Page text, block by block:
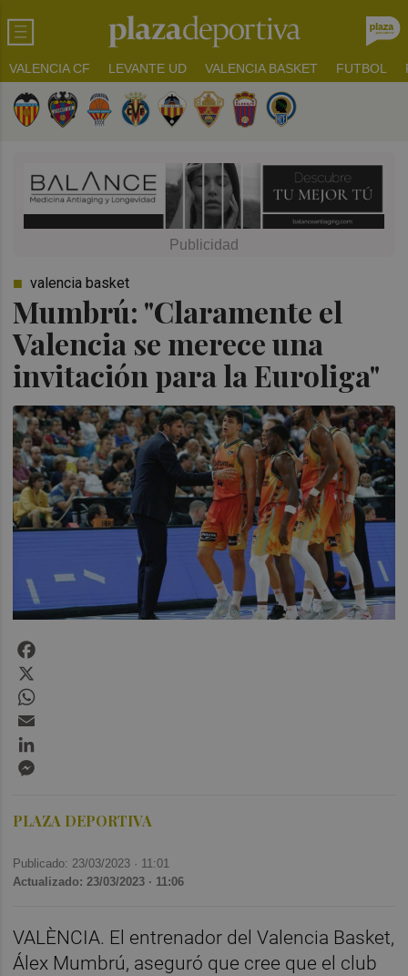
VALENCIA CF LEVANTE UD VALENCIA BASKET FUTBOL
Mumbrú: "Claramente el
Valencia se merece una
invitación para la Euroliga"
valencia basket
PLAZA DEPORTIVA
Publicado: 23/03/2023 · 11:01
Actualizado: 23/03/2023 · 11:06
VALÈNCIA. El entrenador del Valencia Basket,
Álex Mumbrú, aseguró que cree que el club